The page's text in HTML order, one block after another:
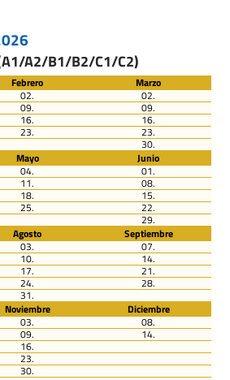
A2/B1/B2/C1/C2)
Febrero
Marzo
02. 02.
09. 09.
16. 16.
23. 23.
30.
Mayo
Junio
04. 01.
11. 08.
18. 15.
25. 22.
29.
Agosto
Septiembre
03. 07.
10. 14.
17. 21.
24. 28.
31.
Noviembre
Diciembre
03. 08.
09. 14.
16.
23.
30.